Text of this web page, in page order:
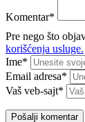
Komentar*
Pre nego što
korišćenja usluge.
Ime*
Email adresa*
Vaš veb-sajt*